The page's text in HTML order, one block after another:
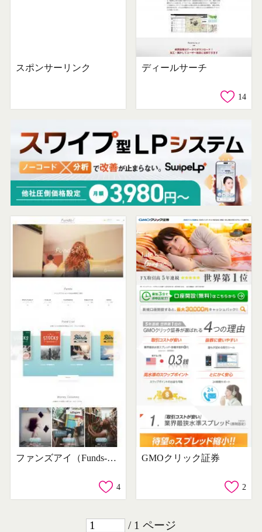
スポンサーリンク ディールサーチ
14
ファンズアイ（Funds-i）
4
GMOクリック証券
2
/ 1 ページ